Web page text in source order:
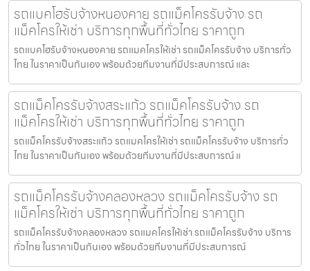
รถแบคโฮรับจ้างหนองคาย รถแม็คโครรับจ้าง รถ
แม็คโครให้เช่า บริการทุกพื้นที่ทั่วไทย ราคาถูก
รถแบคโฮรับจ้างหนองคาย รถแมคโครให้เช่า รถแม็คโครรับจ้าง บริการทั่ว
ไทย ในราคาเป็นกันเอง พร้อมด้วยทีมงานที่มีประสบการณ์ และ
รถแม็คโครรับจ้างสระแก้ว รถแม็คโครรับจ้าง รถ
แม็คโครให้เช่า บริการทุกพื้นที่ทั่วไทย ราคาถูก
รถแม็คโครรับจ้างสระแก้ว รถแมคโครให้เช่า รถแม็คโครรับจ้าง บริการทั่ว
ไทย ในราคาเป็นกันเอง พร้อมด้วยทีมงานที่มีประสบการณ์ แ
รถแม็คโครรับจ้างคลองหลวง รถแม็คโครรับจ้าง รถ
แม็คโครให้เช่า บริการทุกพื้นที่ทั่วไทย ราคาถูก
รถแม็คโครรับจ้างคลองหลวง รถแมคโครให้เช่า รถแม็คโครรับจ้าง บริการ
ทั่วไทย ในราคาเป็นกันเอง พร้อมด้วยทีมงานที่มีประสบการณ์